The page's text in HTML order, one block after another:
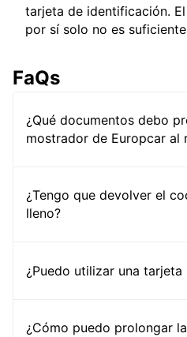
tarjeta de identificación.
por sí solo no es
FaQs
¿Qué documentos debo
mostrador de Europcar al
¿Tengo que devolver el
lleno?
¿Puedo utilizar una
¿Cómo puedo prolongar